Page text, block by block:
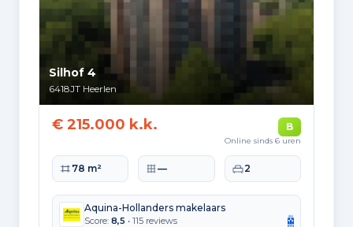
Label C
10.659
Label B
5.625 4.213
3.598 3.468
3.286 727
Silhof 4
6418JT Heerlen
€ 215.000 k.k. B
Online sinds 6 uren
Woonoppervlakte
78 m² Perceeloppervlakte
— Slaapkamers
2
Aquina-Hollanders makelaars
Score: 8,5 • 115 reviews